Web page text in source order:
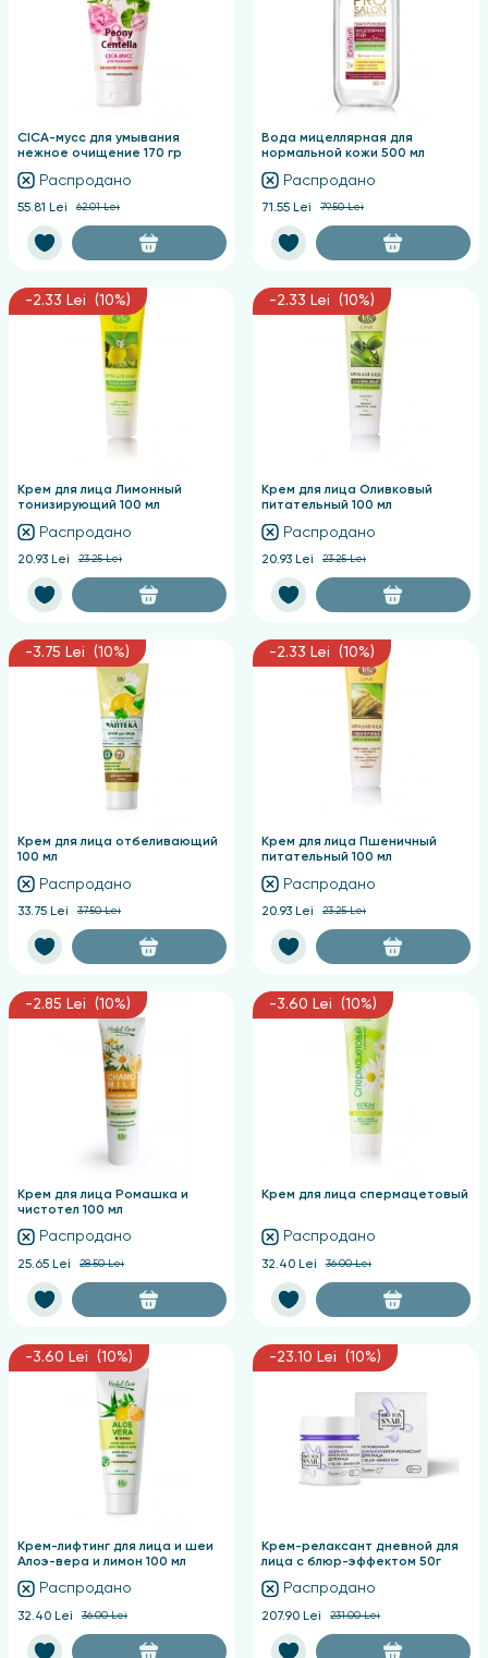
CICA-мусс для умывания
нежное очищение 170 гр
Распродано
55.81 Lei 62.01 Lei
Вода мицеллярная для
нормальной кожи 500 мл
Распродано
71.55 Lei 79.50 Lei
-2.33 Lei (10%)
Крем для лица Лимонный
тонизирующий 100 мл
Распродано
20.93 Lei 23.25 Lei
-2.33 Lei (10%)
Крем для лица Оливковый
питательный 100 мл
Распродано
20.93 Lei 23.25 Lei
-3.75 Lei (10%)
Крем для лица отбеливающий
100 мл
Распродано
33.75 Lei 37.50 Lei
-2.33 Lei (10%)
Крем для лица Пшеничный
питательный 100 мл
Распродано
20.93 Lei 23.25 Lei
-2.85 Lei (10%)
Крем для лица Ромашка и
чистотел 100 мл
Распродано
25.65 Lei 28.50 Lei
-3.60 Lei (10%)
Крем для лица спермацетовый
Распродано
32.40 Lei 36.00 Lei
-3.60 Lei (10%)
Крем-лифтинг для лица и шеи
Алоэ-вера и лимон 100 мл
Распродано
32.40 Lei 36.00 Lei
-23.10 Lei (10%)
Крем-релаксант дневной для
лица с блюр-эффектом 50г
Распродано
207.90 Lei 231.00 Lei